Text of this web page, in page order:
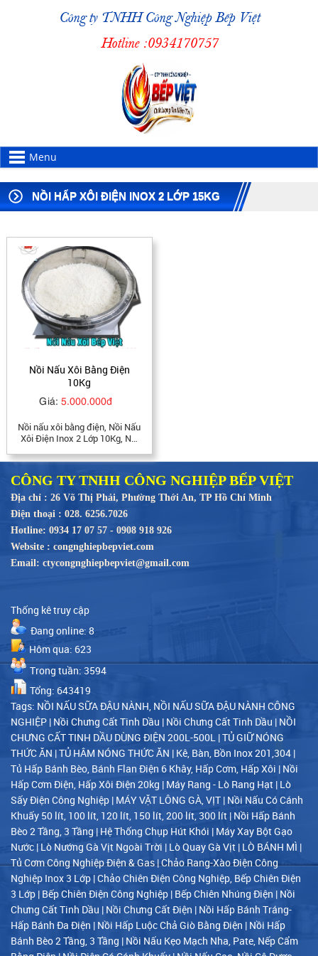
Công ty TNHH Công Nghiệp Bếp Việt
Hotline :0934170757
Menu
NỒI HẤP XÔI ĐIỆN INOX 2 LỚP 15KG
Nồi Nấu Xôi Bằng Điện
10Kg
Giá:5.000.000đ
Nồi nấu xôi bằng điện, Nồi Nấu
Xôi Điện Inox 2 Lớp 10Kg, Nồi
Nồi nấu xôi bằng inox 2 lớp,
Nồi nấu xôi 10kg, Nồi Hấp Xôi
10kg, Nồi hấp xôi bằng điện
công nghiệp
CÔNG TY TNHH CÔNG NGHIỆP BẾP VIỆT
Địa chỉ : 26 Võ Thị Phải, Phường Thới An, TP Hồ Chí Minh
Điện thoại : 028. 6256.7026
Hotline: 0934 17 07 57 - 0908 918 926
Website : congnghiepbepviet.com
Email: ctycongnghiepbepviet@gmail.com
Thống kê truy cập
Đang online: 8
Hôm qua: 623
Trong tuần: 3594
Tổng: 643419
Tags: NỒI NẤU SỮA ĐẬU NÀNH, NỒI NẤU SỮA ĐẬU NÀNH CÔNG
NGHIỆP | Nồi Chưng Cất Tinh Dầu | Nồi Chưng Cất Tinh Dầu | NỒI
CHƯNG CẤT TINH DẦU DÙNG ĐIỆN 200L-500L |TỦ GIỮ NÓNG
THỨC ĂN |TỦ HÂM NÓNG THỨC ĂN | Kê, Bàn, Bồn Inox 201,304 |
Tủ Hấp Bánh Bèo, Bánh Flan Điện 6 Khây, Hấp Cơm, Hấp Xôi | Nồi
Hấp Cơm Điện, Hấp Xôi Điện 20kg | Máy Rang - Lò Rang Hạt | Lò
Sấy Điện Công Nghiệp | MÁY VẶT LÔNG GÀ, VỊT | Nồi Nấu Có Cánh
Khuấy 50 lít, 100 lít, 120 lít, 150 lít, 200 lít, 300 lít | Nồi Hấp Bánh
Bèo 2 Tầng, 3 Tầng | Hệ Thống Chụp Hút Khói | Máy Xay Bột Gạo
Nước | Lò Nướng Gà Vịt Ngoài Trời | Lò Quay Gà Vịt | LÒ BÁNH MÌ |
Tủ Cơm Công Nghiệp Điện & Gas|Chảo Rang-Xào Điện Công
Nghiệp Inox 3 Lớp |Chảo Chiên Điện Công Nghiệp, Bếp Chiên Điện
3 Lớp | Bếp Chiên Điện Công Nghiệp | Bếp Chiên Nhúng Điện | Nồi
Chưng Cất Tinh Dầu | Nồi Chưng Cất Điện | Nồi Hấp Bánh Tráng-
Hấp Bánh Đa Điện | Nồi Hấp Luộc Chả Giò Bằng Điện | Nồi Hấp
Bánh Bèo 2 Tầng, 3 Tầng | Nồi Nấu Kẹo Mạch Nha, Pate, Nếp Cẩm